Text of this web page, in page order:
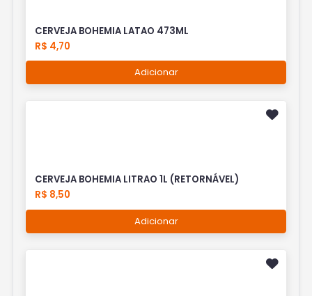
CERVEJA BOHEMIA LATAO 473ML
R$ 4,70
Adicionar
CERVEJA BOHEMIA LITRAO 1L (RETORNÁVEL)
R$ 8,50
Adicionar